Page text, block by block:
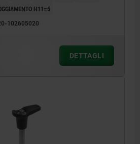
H11=5
102605020
DETTAGLI